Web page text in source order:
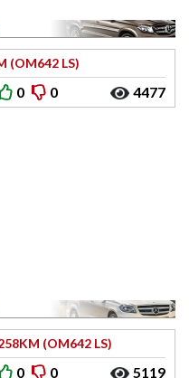
(OM642 LS)
0 0 4477
(OM642 LS)
0 0 5119